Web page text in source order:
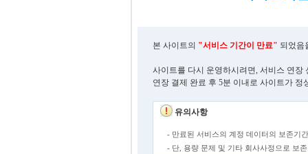
본 사이트의 "서비스 기간이 만료" 되었음
사이트를 다시 운영하시려면, 서비스 연장
연장 결제 완료 후 5분 이내로 사이트가 정
유의사항
- 만료된 서비스의 계정 데이터의 보존기
- 단, 용량 문제 및 기타 회사사정으로 보